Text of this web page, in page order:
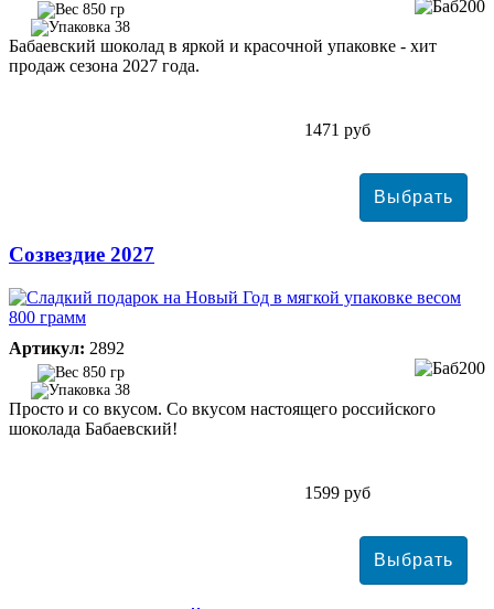
850 гр
38
Бабаевский шоколад в яркой и красочной упаковке - хит
продаж сезона 2027 года.
1471 руб
Созвездие 2027
Артикул: 2892
850 гр
38
Просто и со вкусом. Со вкусом настоящего российского
шоколада Бабаевский!
1599 руб